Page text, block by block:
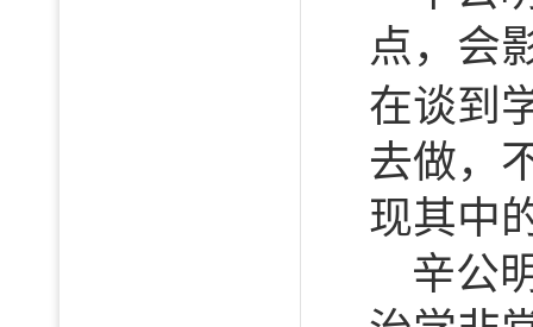
点，会
在谈到
去做，
现其中
辛公